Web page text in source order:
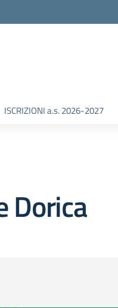
ISCRIZIONI a.s. 2026-2027
Dorica